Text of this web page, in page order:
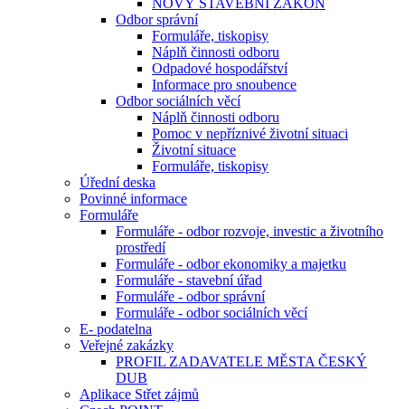
NOVÝ STAVEBNÍ ZÁKON
Odbor správní
Formuláře, tiskopisy
Náplň činnosti odboru
Odpadové hospodářství
Informace pro snoubence
Odbor sociálních věcí
Náplň činnosti odboru
Pomoc v nepříznivé životní situaci
Životní situace
Formuláře, tiskopisy
Úřední deska
Povinné informace
Formuláře
Formuláře - odbor rozvoje, investic a životního
prostředí
Formuláře - odbor ekonomiky a majetku
Formuláře - stavební úřad
Formuláře - odbor správní
Formuláře - odbor sociálních věcí
E- podatelna
Veřejné zakázky
PROFIL ZADAVATELE MĚSTA ČESKÝ
DUB
Aplikace Střet zájmů